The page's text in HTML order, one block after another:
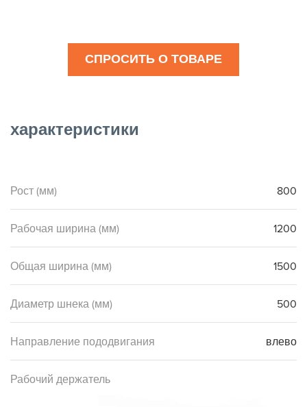
СПРОСИТЬ О ТОВАРЕ
характеристики
Рост (мм) 800
Рабочая ширина (мм) 1200
Общая ширина (мм) 1500
Диаметр шнека (мм) 500
Направление пододвигания влево
Рабочий держатель